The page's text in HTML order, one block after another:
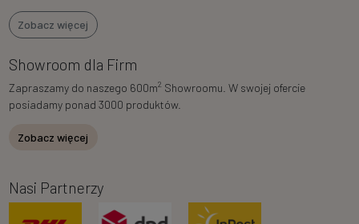
Zobacz więcej
Showroom dla Firm
Zapraszamy do naszego 600m2 Showroomu. W swojej ofercie
posiadamy ponad 3000 produktów.
Zobacz więcej
Nasi Partnerzy